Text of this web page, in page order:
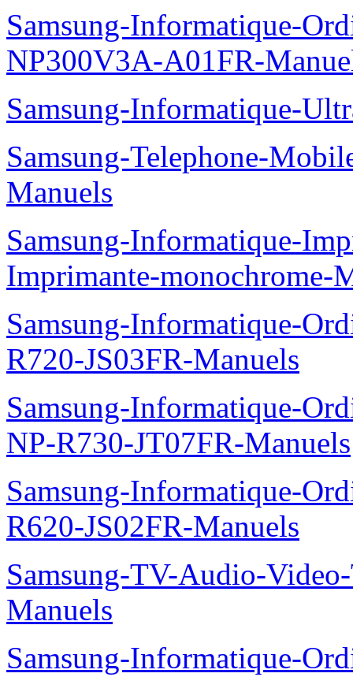
Samsung-Informatique-
NP300V3A-A01FR-
Samsung-Informatique-
Samsung-Telephone-
Manuels
Samsung-Informatique-
Imprimante-monochrome-
Samsung-Informatique-
R720-JS03FR-Manuels
Samsung-Informatique-
NP-R730-JT07FR-Manuels
Samsung-Informatique-
R620-JS02FR-Manuels
Samsung-TV-Audio-
Manuels
Samsung-Informatique-